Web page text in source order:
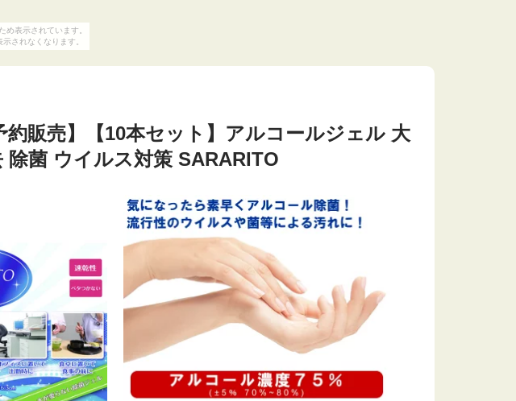
め表示されています。
されなくなります。
約販売】【10本セット】アルコールジェル 大
菌 ウイルス対策 SARARITO